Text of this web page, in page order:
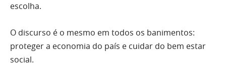
escolha.
O discurso é o mesmo em todos os banimentos:
proteger a economia do país e cuidar do bem estar
social.